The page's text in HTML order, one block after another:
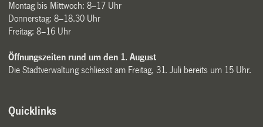
Montag bis Mittwoch: 8–17 Uhr
Donnerstag: 8–18.30 Uhr
Freitag: 8–16 Uhr
Öffnungszeiten rund um den 1. August
Die Stadtverwaltung schliesst am Freitag, 31. Juli bereits um 15 Uhr.
Quicklinks